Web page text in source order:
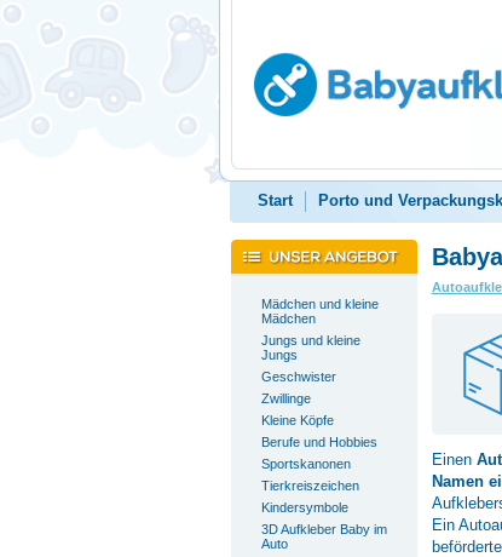
Start Porto und
Mädchen und kleine
Mädchen
Jungs und kleine
Jungs
Geschwister
Zwillinge
Kleine Köpfe
Berufe und Hobbies
Sportskanonen
Tierkreiszeichen
Kindersymbole
3D Aufkleber Baby im
Auto
Einen
Namen
Ein